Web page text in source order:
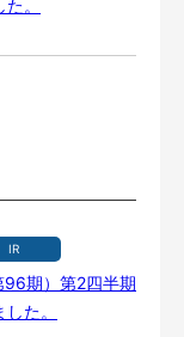
。
IR
96期）第2四半期
た。